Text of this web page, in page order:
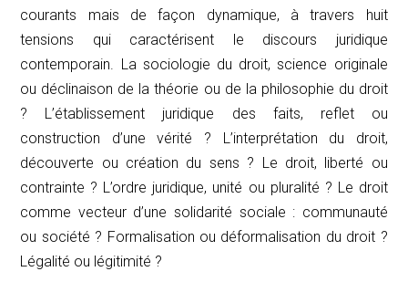
courants mais de façon dynamique, à travers huit
tensions qui caractérisent le discours juridique
contemporain. La sociologie du droit, science originale
ou déclinaison de la théorie ou de la philosophie du droit
? L’établissement juridique des faits, reflet ou
construction d’une vérité ? L’interprétation du droit,
découverte ou création du sens ? Le droit, liberté ou
contrainte ? L’ordre juridique, unité ou pluralité ? Le droit
comme vecteur d’une solidarité sociale : communauté
ou société ? Formalisation ou déformalisation du droit ?
Légalité ou légitimité ?